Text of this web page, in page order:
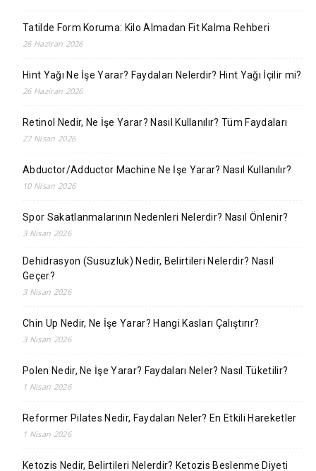
Tatilde Form Koruma: Kilo Almadan Fit Kalma Rehberi
26 Haziran 2026
Hint Yağı Ne İşe Yarar? Faydaları Nelerdir? Hint Yağı İçilir mi?
26 Haziran 2026
Retinol Nedir, Ne İşe Yarar? Nasıl Kullanılır? Tüm Faydaları
27 Nisan 2026
Abductor/Adductor Machine Ne İşe Yarar? Nasıl Kullanılır?
10 Nisan 2026
Spor Sakatlanmalarının Nedenleri Nelerdir? Nasıl Önlenir?
3 Nisan 2026
Dehidrasyon (Susuzluk) Nedir, Belirtileri Nelerdir? Nasıl
Geçer?
3 Nisan 2026
Chin Up Nedir, Ne İşe Yarar? Hangi Kasları Çalıştırır?
3 Nisan 2026
Polen Nedir, Ne İşe Yarar? Faydaları Neler? Nasıl Tüketilir?
1 Nisan 2026
Reformer Pilates Nedir, Faydaları Neler? En Etkili Hareketler
1 Nisan 2026
Ketozis Nedir, Belirtileri Nelerdir? Ketozis Beslenme Diyeti